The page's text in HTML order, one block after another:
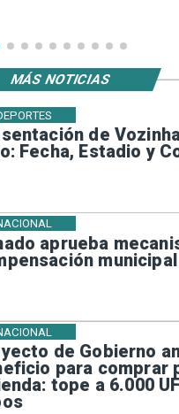
de
Fecha, Estadio y
aprueba
municipal
de Gobierno
para comprar
tope a 6.000
MÁS NOTICIAS